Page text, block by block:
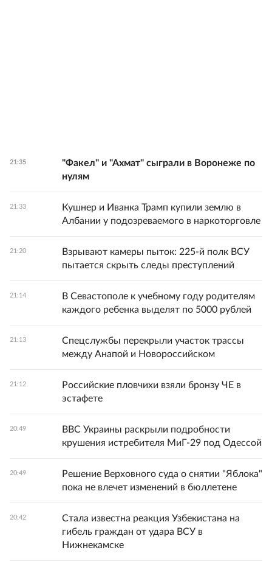
21:35
"Факел" и "Ахмат" сыграли в Воронеже по
нулям
21:33
Кушнер и Иванка Трамп купили землю в
Албании у подозреваемого в наркоторговле
21:20
Взрывают камеры пыток: 225-й полк ВСУ
пытается скрыть следы преступлений
21:14
В Севастополе к учебному году родителям
каждого ребенка выделят по 5000 рублей
21:13
Спецслужбы перекрыли участок трассы
между Анапой и Новороссийском
21:12
Российские пловчихи взяли бронзу ЧЕ в
эстафете
20:49
ВВС Украины раскрыли подробности
крушения истребителя МиГ-29 под Одессой
20:49
Решение Верховного суда о снятии "Яблока"
пока не влечет изменений в бюллетене
20:42
Стала известна реакция Узбекистана на
гибель граждан от удара ВСУ в
Нижнекамске